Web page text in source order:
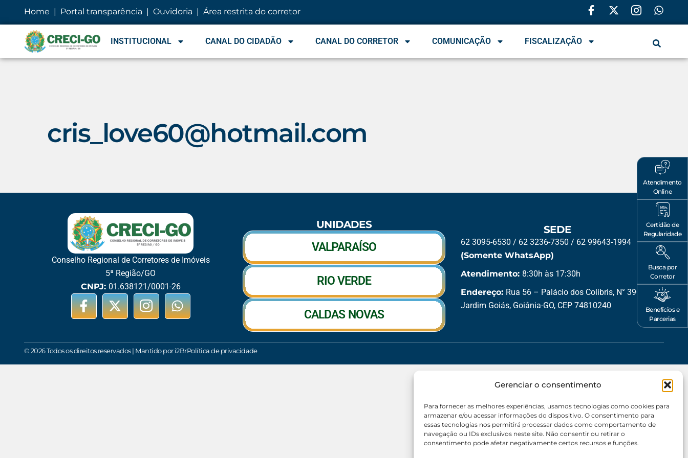
Gerenciar o consentimento
Para fornecer as melhores experiências, usamos tecnologias como cookies para
armazenar e/ou acessar informações do dispositivo. O consentimento para
essas tecnologias nos permitirá processar dados como comportamento de
navegação ou IDs exclusivos neste site. Não consentir ou retirar o
consentimento pode afetar negativamente certos recursos e funções.
conteúdoHome | Portal transparência | Ouvidoria | Área restrita do corretor
INSTITUCIONAL CANAL DO CIDADÃO CANAL DO CORRETOR COMUNICAÇÃO FISCALIZAÇÃO
Atendimento
Online
Certidão de
Regularidade
Busca por
Corretor
Benefícios e
Parcerias
cris_love60@hotmail.com
Conselho Regional de Corretores de Imóveis
5ª Região/GO
CNPJ: 01.638121/0001-26
UNIDADES
VALPARAÍSO
RIO VERDE
CALDAS NOVAS
SEDE
62 3095-6530 / 62 3236-7350 / 62 99643-1994
(Somente WhatsApp)
Atendimento: 8:30h às 17:30h
Endereço: Rua 56 – Palácio dos Colibris, N° 390,
Jardim Goiás, Goiânia-GO, CEP 74810240
© 2026 Todos os direitos reservados | Mantido por i2BrPolítica de privacidade